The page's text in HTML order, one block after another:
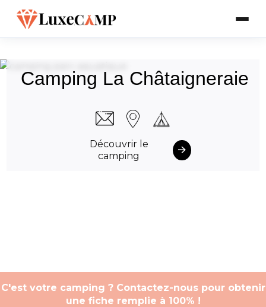
C'est votre camping ? Contactez-nous pour obtenir
une fiche remplie à 100% !
Camping La Châtaigneraie
Découvrir le
camping